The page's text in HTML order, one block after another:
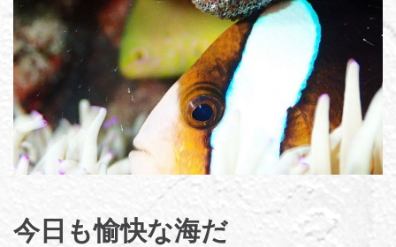
今日も愉快な海だ